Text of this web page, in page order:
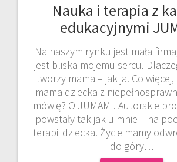
Nauka i terapia z
edukacyjnymi
Na naszym rynku jest mała
jest bliska mojemu sercu.
tworzy mama – jak ja. Co
mama dziecka z
mówię? O JUMAMI. Autorskie
powstały tak jak u mnie – na
terapii dziecka. Życie mamy
do góry…